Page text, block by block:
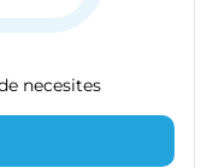
necesites